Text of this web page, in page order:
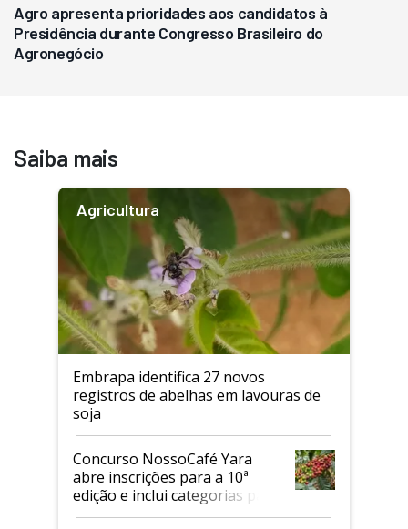
Agro apresenta prioridades aos candidatos à
Presidência durante Congresso Brasileiro do
Agronegócio
Saiba mais
Agricultura
Embrapa identifica 27 novos
registros de abelhas em lavouras de
soja
Concurso NossoCafé Yara
abre inscrições para a 10ª
edição e inclui categorias para
cafés Canephora